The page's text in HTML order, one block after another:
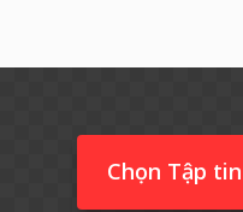
Chọn Tập tin